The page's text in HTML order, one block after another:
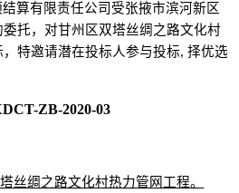
算有限责任公司受张掖市滨河新区
委托，对甘州区双塔丝绸之路文化村
特邀请潜在投标人参与投标, 择优选
ZB-2020-03
丝绸之路文化村热力管网工程。